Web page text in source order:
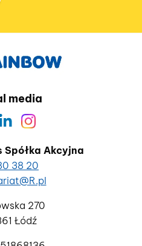
media
Spółka Akcyjna
38 20
270
Łódź